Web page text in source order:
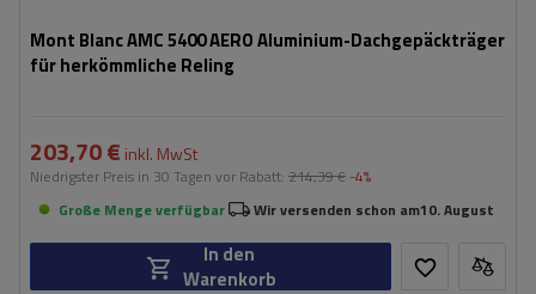
Mont Blanc AMC 5400 AERO Aluminium-Dachgepäckträger
für herkömmliche Reling
203,70 € inkl. MwSt
Niedrigster Preis in 30 Tagen vor Rabatt: 214,39 € -4%
Große Menge verfügbar
Wir versenden schon am10. August
In den
Warenkorb